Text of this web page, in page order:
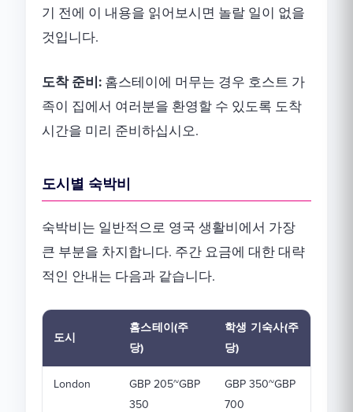
기 전에 이 내용을 읽어보시면 놀랄 일이 없을
것입니다.
도착 준비: 홈스테이에 머무는 경우 호스트 가
족이 집에서 여러분을 환영할 수 있도록 도착
시간을 미리 준비하십시오.
도시별 숙박비
숙박비는 일반적으로 영국 생활비에서 가장
큰 부분을 차지합니다. 주간 요금에 대한 대략
적인 안내는 다음과 같습니다.
도시
홈스테이(주
당)
학생 기숙사(주
당)
London
GBP 205~GBP
350
GBP 350~GBP
700